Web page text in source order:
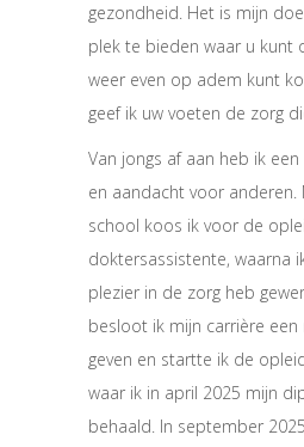
gezondheid. Het is mijn
plek te bieden waar u kunt
weer even op adem kunt
geef ik uw voeten de zorg
Van jongs af aan heb ik
en aandacht voor
school koos ik voor de
doktersassistente, waarna
plezier in de zorg heb
besloot ik mijn carrière een
geven en startte ik de
waar ik in april 2025 mijn
behaald. In september